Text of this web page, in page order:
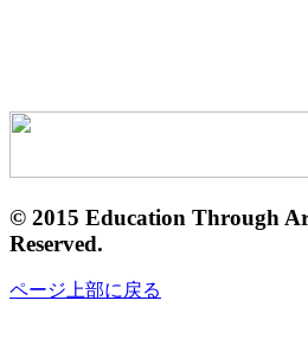
© 2015 Education Through
Reserved.
ページ上部に戻る